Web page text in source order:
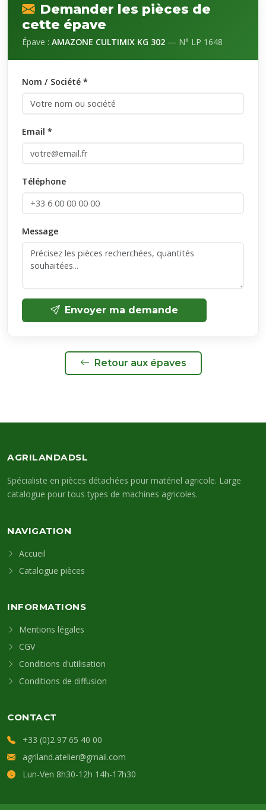
Demander les pièces de
cette épave
Épave : AMAZONE CULTIMIX KG 302 — N° LP 1648
Nom / Société *
Email *
Téléphone
Message
Envoyer ma demande
Retour aux épaves
AGRILANDADSL
Spécialiste en pièces détachées pour matériel agricole. Large
catalogue pour tous types de machines agricoles.
NAVIGATION
Accueil
Catalogue pièces
INFORMATIONS
Mentions légales
CGV
Conditions d'utilisation
Conditions de diffusion
CONTACT
+33 (0)2 97 65 40 00
agriland.atelier@gmail.com
Lun-Ven 8h30-12h 14h-17h30